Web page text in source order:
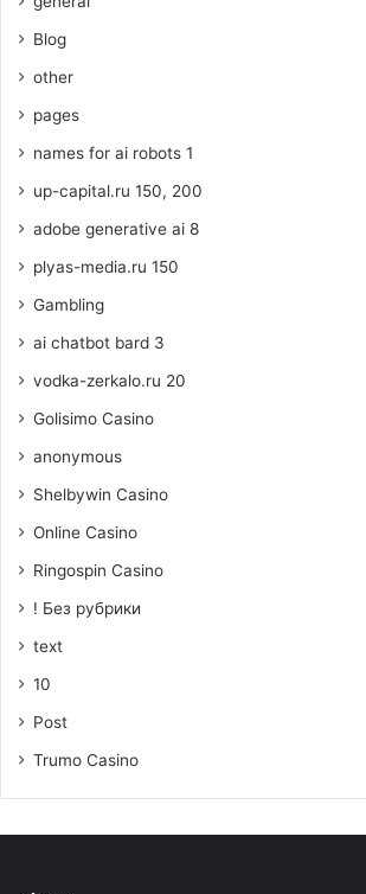
Blog
other
pages
names for ai robots 1
up-capital.ru 150, 200
adobe generative ai 8
plyas-media.ru 150
Gambling
ai chatbot bard 3
vodka-zerkalo.ru 20
Golisimo Casino
anonymous
Shelbywin Casino
Online Casino
Ringospin Casino
! Без рубрики
text
10
Post
Trumo Casino